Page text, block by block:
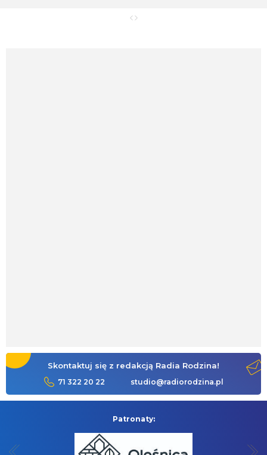
Skontaktuj się z redakcją Radia Rodzina!
71 322 20 22 studio@radiorodzina.pl
Patronaty: